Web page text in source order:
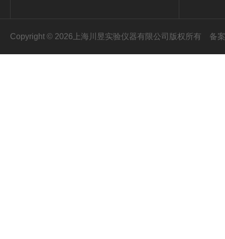
Copyright © 2026上海川昱实验仪器有限公司版权所有 备